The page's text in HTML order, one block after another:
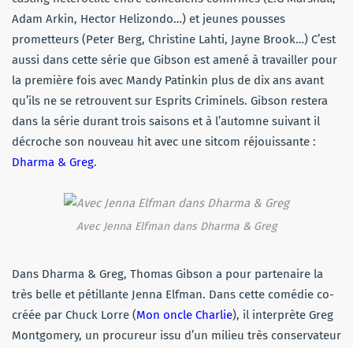
Adam Arkin, Hector Helizondo…) et jeunes pousses
prometteurs (Peter Berg, Christine Lahti, Jayne Brook…) C’est
aussi dans cette série que Gibson est amené à travailler pour
la première fois avec Mandy Patinkin plus de dix ans avant
qu’ils ne se retrouvent sur Esprits Criminels. Gibson restera
dans la série durant trois saisons et à l’automne suivant il
décroche son nouveau hit avec une sitcom réjouissante :
Dharma & Greg.
Avec Jenna Elfman dans Dharma & Greg
Dans Dharma & Greg, Thomas Gibson a pour partenaire la
très belle et pétillante Jenna Elfman. Dans cette comédie co-
créée par Chuck Lorre (Mon oncle Charlie), il interprète Greg
Montgomery, un procureur issu d’un milieu très conservateur